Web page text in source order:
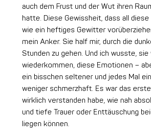
auch dem Frust und der Wut ihren
hatte. Diese Gewissheit, dass all
wie ein heftiges Gewitter
mein Anker. Sie half mir, durch die
Stunden zu gehen. Und ich wusste, sie
wiederkommen, diese Emotionen –
ein bisschen seltener und jedes Mal
weniger schmerzhaft. Es war das
wirklich verstanden habe, wie nah
und tiefe Trauer oder Enttäuschung
liegen können.